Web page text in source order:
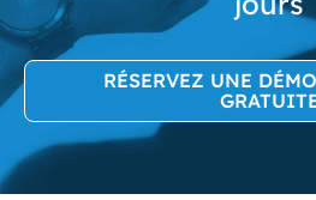
RÉSERVEZ UNE